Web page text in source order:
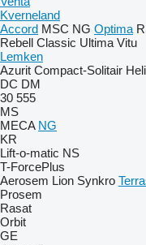
Kverneland
Accord MSC NG Optima
Rebell Classic Ultima Vitu
Lemken
Azurit Compact-Solitair
DC DM
30 555
MS
MECA NG
KR
Lift-o-matic NS
T-ForcePlus
Aerosem Lion Synkro
Prosem
Rasat
Orbit
GE